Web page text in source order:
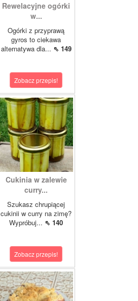
Rewelacyjne ogórki
w...
Ogórki z przyprawą
gyros to ciekawa
alternatywa dla... ⇖ 149
Zobacz przepis!
Cukinia w zalewie
curry...
Szukasz chrupiącej
cukinii w curry na zimę?
Wypróbuj... ⇖ 140
Zobacz przepis!